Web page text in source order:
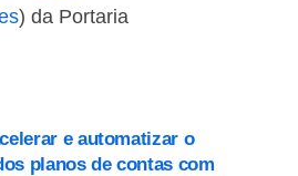
) da Portaria
e automatizar o
planos de contas com